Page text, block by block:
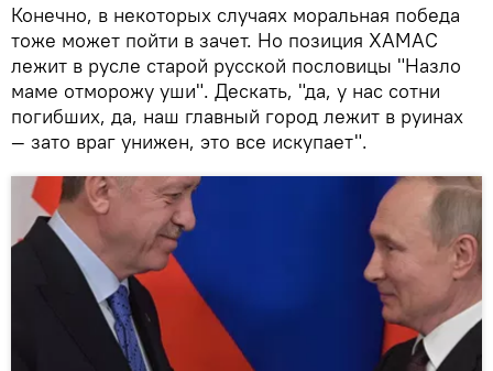
Конечно, в некоторых случаях моральная победа
тоже может пойти в зачет. Но позиция ХАМАС
лежит в русле старой русской пословицы "Назло
маме отморожу уши". Дескать, "да, у нас сотни
погибших, да, наш главный город лежит в руинах
— зато враг унижен, это все искупает".